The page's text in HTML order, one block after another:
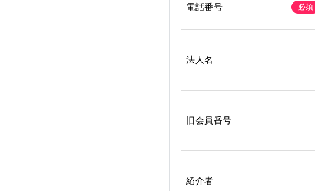
電話番号 必須
法人名
旧会員番号
紹介者